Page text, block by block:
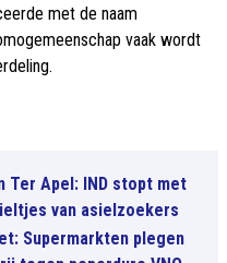
met de naam
vaak wordt
Ter Apel: IND stopt met
van asielzoekers
Supermarkten plegen